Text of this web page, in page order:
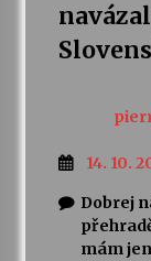
14. 10.
Dobrej
mám